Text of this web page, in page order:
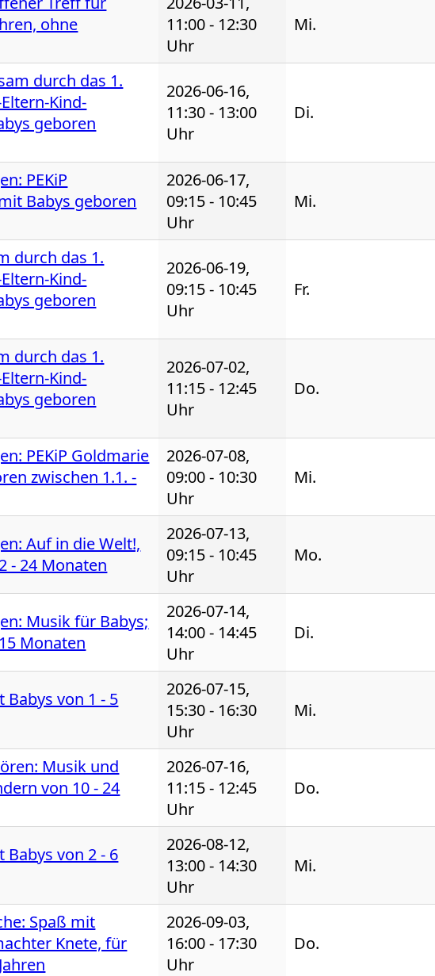
ohne
11:00 - 12:30
Uhr
Mi.
durch das 1.
Kind-
geboren
2026-06-16,
11:30 - 13:00
Uhr
Di.
PEKiP
Babys geboren
2026-06-17,
09:15 - 10:45
Uhr
Mi.
durch das 1.
Kind-
geboren
2026-06-19,
09:15 - 10:45
Uhr
Fr.
durch das 1.
Kind-
geboren
2026-07-02,
11:15 - 12:45
Uhr
Do.
PEKiP Goldmarie
zwischen 1.1. -
2026-07-08,
09:00 - 10:30
Uhr
Mi.
Auf in die Welt!,
- 24 Monaten
2026-07-13,
09:15 - 10:45
Uhr
Mo.
Musik für Babys;
Monaten
2026-07-14,
14:00 - 14:45
Uhr
Di.
von 1 - 5
2026-07-15,
15:30 - 16:30
Uhr
Mi.
Musik und
von 10 - 24
2026-07-16,
11:15 - 12:45
Uhr
Do.
von 2 - 6
2026-08-12,
13:00 - 14:30
Uhr
Mi.
Spaß mit
Knete, für
2026-09-03,
16:00 - 17:30
Uhr
Do.